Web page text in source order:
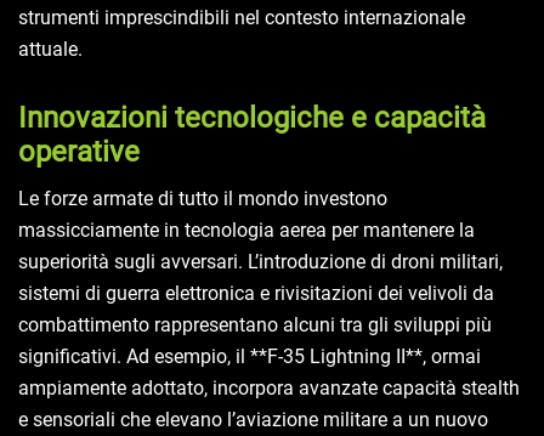
strumenti imprescindibili nel contesto internazionale
attuale.
Innovazioni tecnologiche e capacità
operative
Le forze armate di tutto il mondo investono
massicciamente in tecnologia aerea per mantenere la
superiorità sugli avversari. L’introduzione di droni militari,
sistemi di guerra elettronica e rivisitazioni dei velivoli da
combattimento rappresentano alcuni tra gli sviluppi più
significativi. Ad esempio, il **F-35 Lightning II**, ormai
ampiamente adottato, incorpora avanzate capacità stealth
e sensoriali che elevano l’aviazione militare a un nuovo